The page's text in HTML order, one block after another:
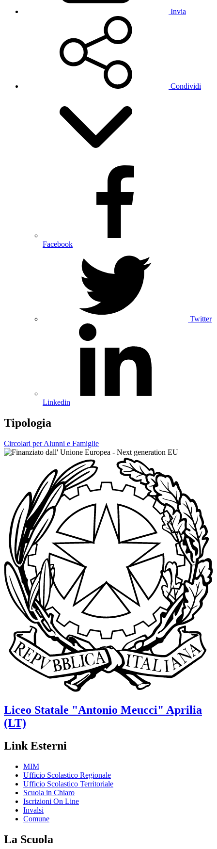
Invia
Condividi
Facebook
Twitter
Linkedin
Tipologia
Circolari per Alunni e Famiglie
Liceo Statale "Antonio Meucci" Aprilia
(LT)
Link Esterni
MIM
Ufficio Scolastico Regionale
Ufficio Scolastico Territoriale
Scuola in Chiaro
Iscrizioni On Line
Invalsi
Comune
La Scuola